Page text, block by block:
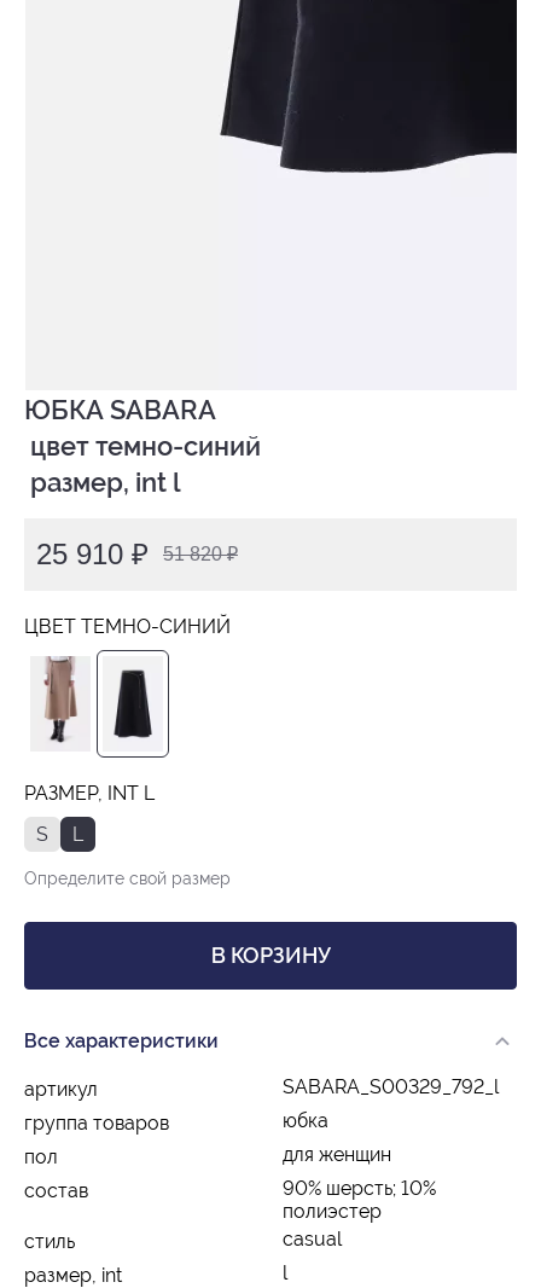
ЮБКА SABARA
размер, int l
25 910 ₽ 51 820 ₽
ЦВЕТ ТЕМНО-СИНИЙ
РАЗМЕР, INT L
S
L
Определите свой размер
В КОРЗИНУ
Все характеристики
артикул
SABARA_S00329_792_l
группа товаров
юбка
пол
для женщин
состав
90% шерсть; 10%
полиэстер
стиль
casual
размер, int
l